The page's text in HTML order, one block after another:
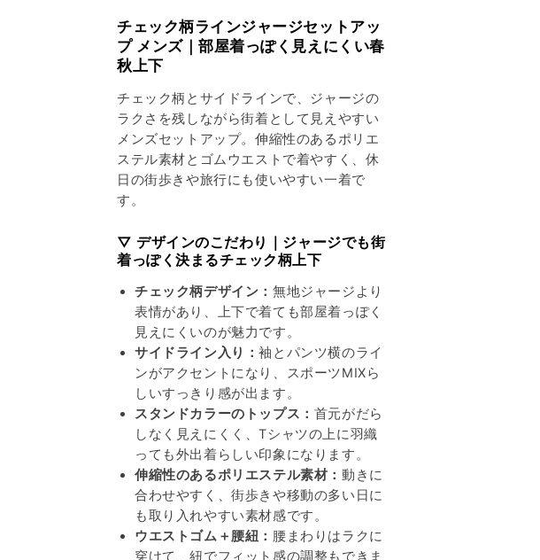
ラ
イ
ン
ジ
ャ
ー
ジ
セ
ッ
ア
ッ
プ
の
数
量
を
減
ら
す
ラ
イ
ジ
ャ
ー
ジ
セ
ア
ッ
プ
の
数
量
を
増
や
す
チェック柄ラインジャージセットアッ
プ メンズ｜部屋着っぽく見えにくい春
秋上下
チェック柄とサイドラインで、ジャージの
ラクさを残しながら街着として見えやすい
メンズセットアップ。伸縮性のあるポリエ
ステル素材とゴムウエストで着やすく、休
日の街歩きや旅行にも使いやすい一着で
す。
▽ デザインのこだわり｜ジャージでも街
着っぽく決まるチェック柄上下
チェック柄デザイン： 無地ジャージより
表情があり、上下で着ても部屋着っぽく
見えにくいのが魅力です。
サイドライン入り：袖とパンツ横のライ
ンがアクセントになり、スポーツMIXら
しいすっきり感が出ます。
スタンドカラーのトップス： 首元がだら
しなく見えにくく、Tシャツの上に羽織
っても外出着らしい印象になります。
伸縮性のあるポリエステル素材： 動きに
合わせやすく、街歩きや移動の多い日に
も取り入れやすい素材感です。
ウエストゴム＋腰紐： 腰まわりはラクに
穿けて、紐でフィット感の調整もできま